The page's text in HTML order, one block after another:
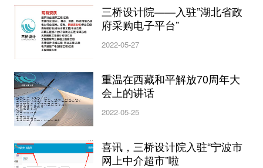
三桥设计院——入驻”湖北省政
府采购电子平台”
2022-05-27
重温在西藏和平解放70周年大
会上的讲话
2022-05-25
喜讯，三桥设计院入驻“宁波市
网上中介超市”啦